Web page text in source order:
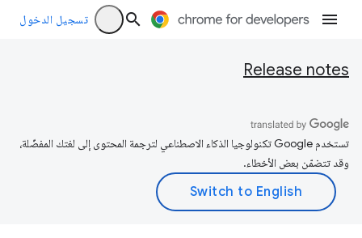
تسجيل الدخول
Release notes
تستخدم Google تكنولوجيا الذكاء الاصطناعي لترجمة المحتوى إلى لغتك المفضّلة،
وقد تتضمّن بعض الأخطاء.